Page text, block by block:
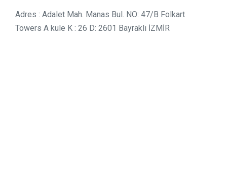
Adres : Adalet Mah. Manas Bul. NO: 47/B Folkart
Towers A kule K : 26 D: 2601 Bayraklı İZMİR